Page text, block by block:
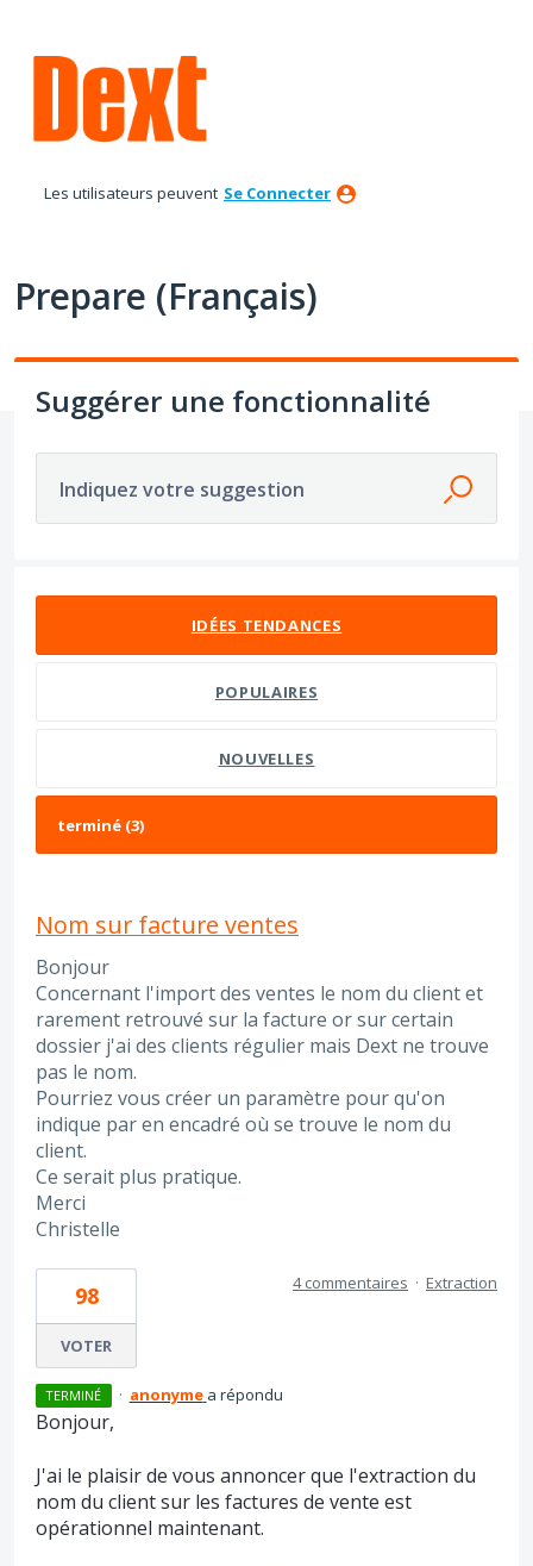
au
contenu
Les utilisateurs peuvent Se Connecter
Prepare (Français)
Suggérer une fonctionnalité
Indiquez votre suggestion
IDÉES TENDANCES
POPULAIRES
NOUVELLES
Nom sur facture ventes
Bonjour
Concernant l'import des ventes le nom du client et
rarement retrouvé sur la facture or sur certain
dossier j'ai des clients régulier mais Dext ne trouve
pas le nom.
Pourriez vous créer un paramètre pour qu'on
indique par en encadré où se trouve le nom du
client.
Ce serait plus pratique.
Merci
Christelle
98
VOTER
4 commentaires · Extraction
TERMINÉ · anonyme a répondu
Bonjour,
J'ai le plaisir de vous annoncer que l'extraction du
nom du client sur les factures de vente est
opérationnel maintenant.